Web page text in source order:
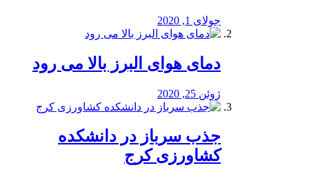
جولای 1, 2020
دمای هوای البرز بالا می رود
ژوئن 25, 2020
جذب سرباز در دانشکده
کشاورزی کرج